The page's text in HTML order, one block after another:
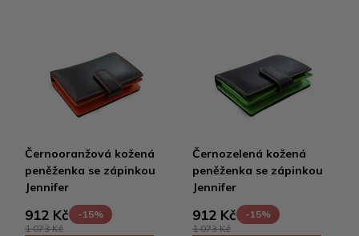
Černooranžová kožená
peněženka se zápinkou
Jennifer
912 Kč
-15%
1 073 Kč
Černozelená kožená
peněženka se zápinkou
Jennifer
912 Kč
-15%
1 073 Kč